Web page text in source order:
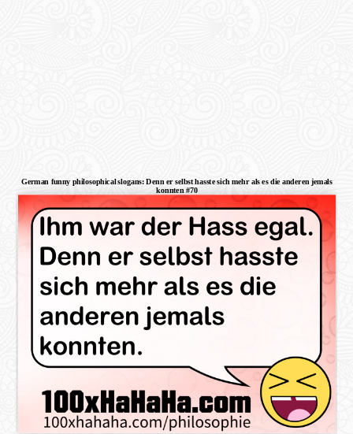
German funny philosophical slogans: Denn er selbst hasste sich mehr als es die anderen jemals
konnten #70